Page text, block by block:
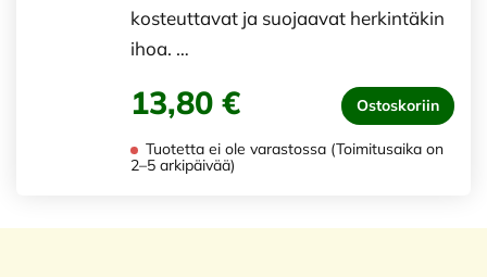
kosteuttavat ja suojaavat herkintäkin
ihoa. …
13,80 € Ostoskoriin
Tuotetta ei ole varastossa (Toimitusaika on
2–5 arkipäivää)